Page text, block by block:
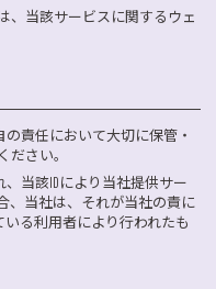
、当該サービスに関するウェ
責任において大切に保管・
さい。
当該IDにより当社提供サー
、当社は、それが当社の責に
る利用者により行われたも